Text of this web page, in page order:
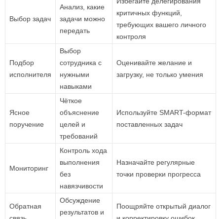
Выбор задач
Анализ, какие
задачи можно
передать
критичных функций,
требующих вашего личного
контроля
Подбор
исполнителя
Выбор
сотрудника с
нужными
навыками
Оценивайте желание и
загрузку, не только умения
Ясное
поручение
Чёткое
объяснение
целей и
требований
Используйте SMART-формат
поставленных задач
Мониторинг
Контроль хода
выполнения
без
навязчивости
Назначайте регулярные
точки проверки прогресса
Обратная
Обсуждение
результатов и
Поощряйте открытый диалог